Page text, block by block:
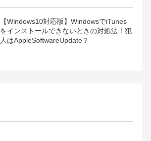
【Windows10対応版】WindowsでiTunes
をインストールできないときの対処法！犯
人はAppleSoftwareUpdate？